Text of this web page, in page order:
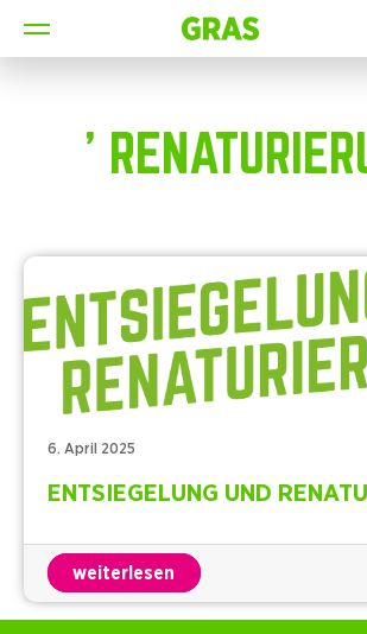
'
6. April 2025
ENTSIEGELUNG UND
weiterlesen